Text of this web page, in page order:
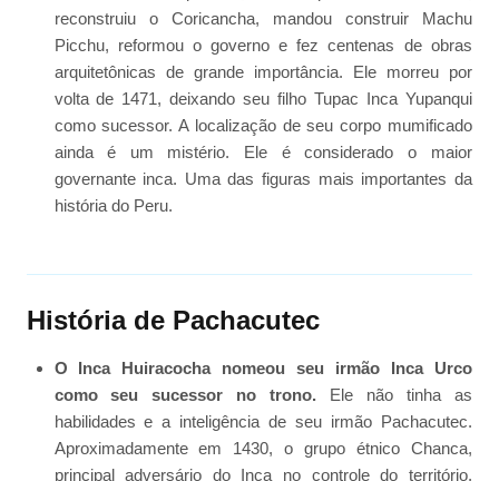
reconstruiu o Coricancha, mandou construir Machu
Picchu, reformou o governo e fez centenas de obras
arquitetônicas de grande importância. Ele morreu por
volta de 1471, deixando seu filho Tupac Inca Yupanqui
como sucessor. A localização de seu corpo mumificado
ainda é um mistério. Ele é considerado o maior
governante inca. Uma das figuras mais importantes da
história do Peru.
História de Pachacutec
O Inca Huiracocha nomeou seu irmão Inca Urco
como seu sucessor no trono. Ele não tinha as
habilidades e a inteligência de seu irmão Pachacutec.
Aproximadamente em 1430, o grupo étnico Chanca,
principal adversário do Inca no controle do território,